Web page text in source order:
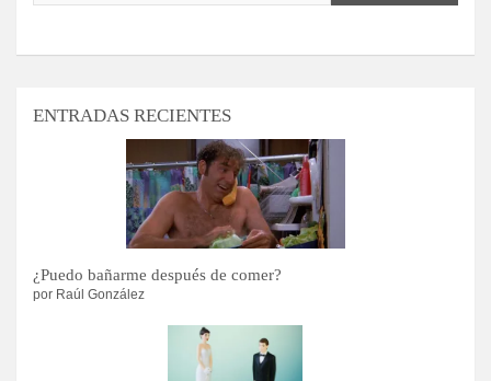
ENTRADAS RECIENTES
¿Puedo bañarme después de comer?
por Raúl González